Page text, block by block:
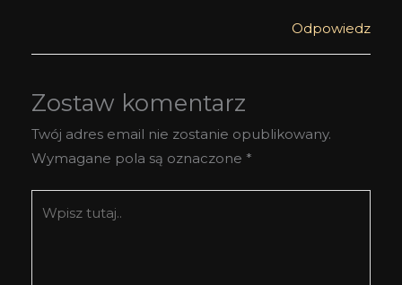
Odpowiedz
Zostaw komentarz
Twój adres email nie zostanie opublikowany.
Wymagane pola są oznaczone *
tutaj..